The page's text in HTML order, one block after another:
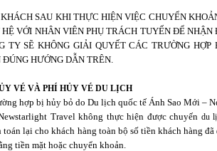
SAU KHI THỰC HIỆN VIỆC CHUYỂN
VỚI NHÂN VIÊN PHỤ TRÁCH TUYẾN ĐỂ
TY SẼ KHÔNG GIẢI QUYẾT CÁC TRƯỜNG
ĐÚNG HƯỚNG DẪN TRÊN.
VÉ VÀ PHÍ HỦY VÉ DU LỊCH
hợp bị hủy bỏ do Du lịch quốc tế Ánh Sao Mới –
Travel không thực hiện được chuyến du
toán lại cho khách hàng toàn bộ số tiền khách hàng
tiền mặt hoặc chuyển khoản.